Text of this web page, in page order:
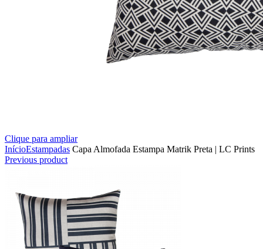
Clique para ampliar
InícioEstampadas Capa Almofada Estampa Matrik Preta | LC Prints
Previous product